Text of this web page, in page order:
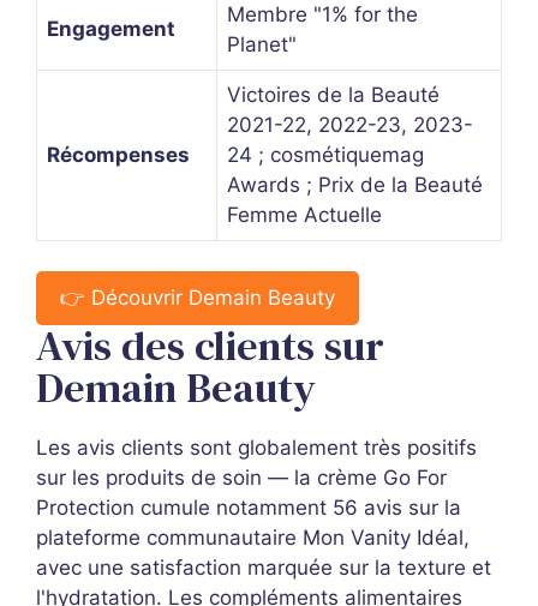
Engagement
Membre "1% for the
Planet"
Récompenses
Victoires de la Beauté
2021-22, 2022-23, 2023-
24 ; cosmétiquemag
Awards ; Prix de la Beauté
Femme Actuelle
👉 Découvrir Demain Beauty
Avis des clients sur
Demain Beauty
Les avis clients sont globalement très positifs
sur les produits de soin — la crème Go For
Protection cumule notamment 56 avis sur la
plateforme communautaire Mon Vanity Idéal,
avec une satisfaction marquée sur la texture et
l'hydratation. Les compléments alimentaires